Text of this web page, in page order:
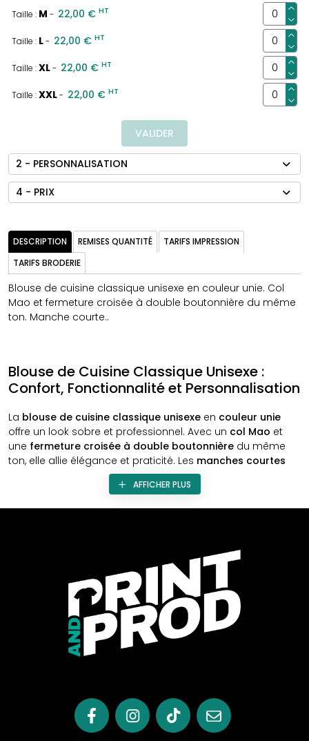
Taille : M - 22,00 € HT
Taille : L- 22,00 € HT
Taille :XL- 22,00 € HT
Taille :XXL- 22,00 € HT
VALIDER
2 - PERSONNALISATION
4 - PRIX
DESCRIPTION REMISES QUANTITÉ
TARIFS IMPRESSION
TARIFS BRODERIE
Blouse de cuisine classique unisexe en couleur unie. Col
Mao et fermeture croisée à double boutonnière du même
ton. Manche courte..
Blouse de Cuisine Classique Unisexe :
Confort, Fonctionnalité et Personnalisation
La blouse de cuisine classique unisexe en couleur unie
offre un look sobre et professionnel. Avec un col Mao et
une fermeture croisée à double boutonnière du même
ton, elle allie élégance et praticité. Les manches courtes
assurent un confort optimal lors des journées chargées en
disponibles offrent une opportunité de renforcer la
communication d'entreprise
. Intégrer le logo ou des
éléments spécifiques permet de créer une image
professionnelle distinctive.
Qualité, Confort et Accessibilité à Prix
Abordable
professionnels. Son design classique et ses matériaux de
qualité en font un vêtement fonctionnel et durable, tout en
restant abordable pour les budgets professionnels.
AFFICHER PLUS